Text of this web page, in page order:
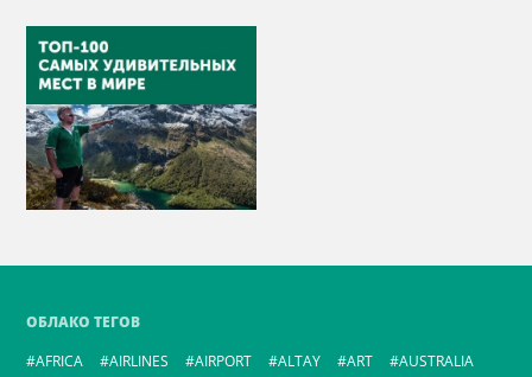
ОБЛАКО ТЕГОВ
AFRICA
AIRLINES AIRPORT ALTAY ART
AUSTRALIA